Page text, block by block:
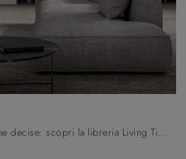
Materiali di pregio e forme decise: scopri la libreria Living Time di Arredo3 tra le più esclusive Librerie moderne a muro.